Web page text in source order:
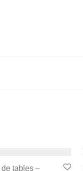
de tables –